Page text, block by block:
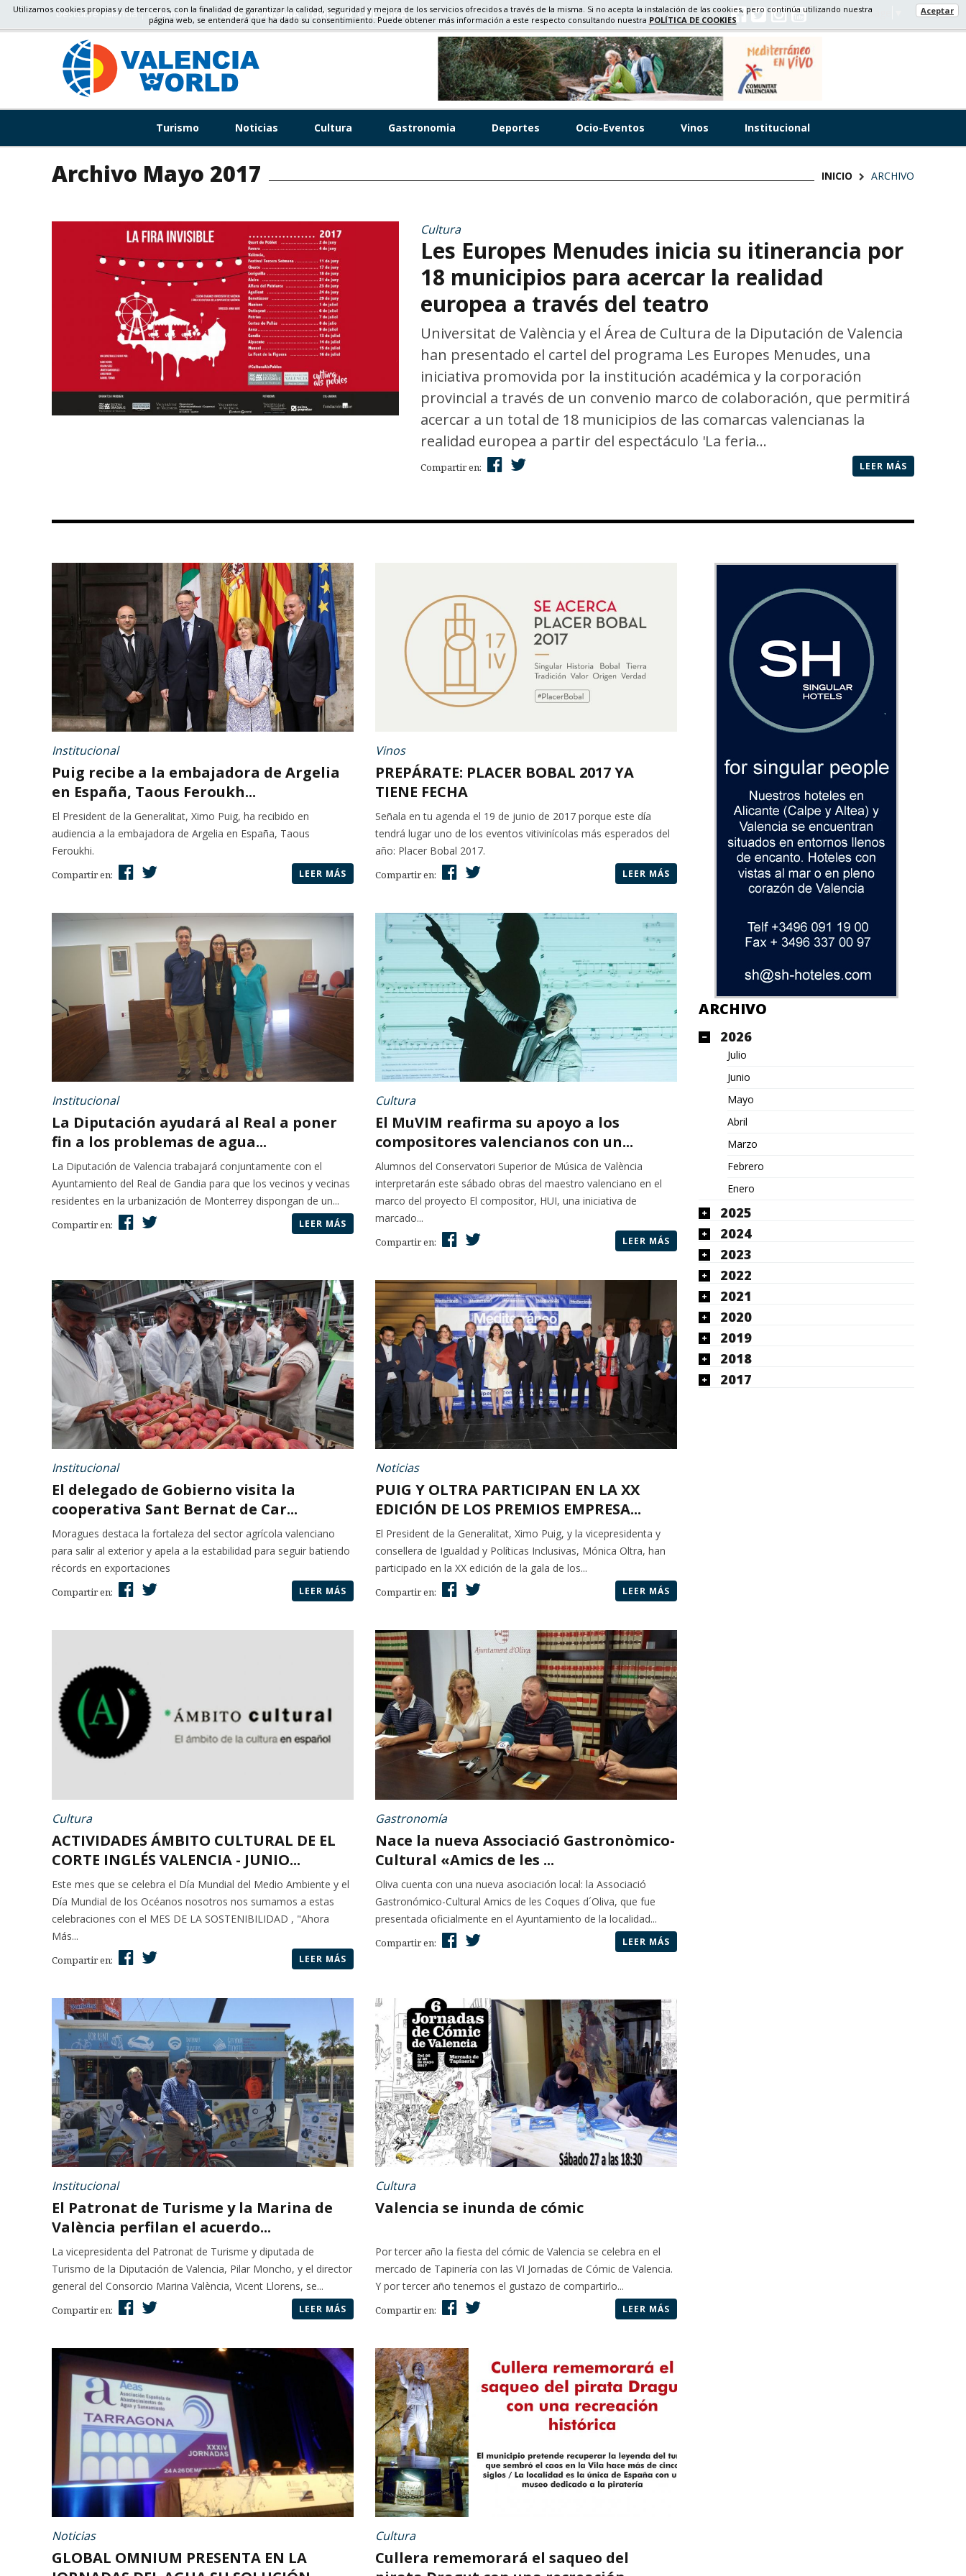
Descubre valencia El Tiempo GASTRONOMÍA, TURISMO, CULTURA Select Language
Turismo Noticias Cultura Gastronomia Deportes Ocio-Eventos Vinos Institucional
Archivo Mayo 2017 INICIO ARCHIVO
Cultura
Les Europes Menudes inicia su itinerancia por
18 municipios para acercar la realidad
europea a través del teatro
Universitat de València y el Área de Cultura de la Diputación de Valencia
han presentado el cartel del programa Les Europes Menudes, una
iniciativa promovida por la institución académica y la corporación
provincial a través de un convenio marco de colaboración, que permitirá
acercar a un total de 18 municipios de las comarcas valencianas la
realidad europea a partir del espectáculo 'La feria...
Compartir en: LEER MÁS
Institucional
Puig recibe a la embajadora de Argelia
en España, Taous Feroukh...
El President de la Generalitat, Ximo Puig, ha recibido en
audiencia a la embajadora de Argelia en España, Taous
Feroukhi.
Compartir en: LEER MÁS
Vinos
PREPÁRATE: PLACER BOBAL 2017 YA
TIENE FECHA
Señala en tu agenda el 19 de junio de 2017 porque este día
tendrá lugar uno de los eventos vitivinícolas más esperados del
año: Placer Bobal 2017.
Compartir en: LEER MÁS
Institucional
La Diputación ayudará al Real a poner
fin a los problemas de agua...
La Diputación de Valencia trabajará conjuntamente con el
Ayuntamiento del Real de Gandia para que los vecinos y vecinas
residentes en la urbanización de Monterrey dispongan de un...
Compartir en: LEER MÁS
Cultura
El MuVIM reafirma su apoyo a los
compositores valencianos con un...
Alumnos del Conservatori Superior de Música de València
interpretarán este sábado obras del maestro valenciano en el
marco del proyecto El compositor, HUI, una iniciativa de
marcado...
Compartir en: LEER MÁS
Institucional
El delegado de Gobierno visita la
cooperativa Sant Bernat de Car...
Moragues destaca la fortaleza del sector agrícola valenciano
para salir al exterior y apela a la estabilidad para seguir batiendo
récords en exportaciones
Compartir en: LEER MÁS
Noticias
PUIG Y OLTRA PARTICIPAN EN LA XX
EDICIÓN DE LOS PREMIOS EMPRESA...
El President de la Generalitat, Ximo Puig, y la vicepresidenta y
consellera de Igualdad y Políticas Inclusivas, Mónica Oltra, han
participado en la XX edición de la gala de los...
Compartir en: LEER MÁS
Cultura
ACTIVIDADES ÁMBITO CULTURAL DE EL
CORTE INGLÉS VALENCIA - JUNIO...
Este mes que se celebra el Día Mundial del Medio Ambiente y el
Día Mundial de los Océanos nosotros nos sumamos a estas
celebraciones con el MES DE LA SOSTENIBILIDAD , "Ahora
Más...
Compartir en: LEER MÁS
Gastronomía
Nace la nueva Associació Gastronòmico-
Cultural «Amics de les ...
Oliva cuenta con una nueva asociación local: la Associació
Gastronómico-Cultural Amics de les Coques d´Oliva, que fue
presentada oficialmente en el Ayuntamiento de la localidad...
Compartir en: LEER MÁS
Institucional
El Patronat de Turisme y la Marina de
València perfilan el acuerdo...
La vicepresidenta del Patronat de Turisme y diputada de
Turismo de la Diputación de Valencia, Pilar Moncho, y el director
general del Consorcio Marina València, Vicent Llorens, se...
Compartir en: LEER MÁS
Cultura
Valencia se inunda de cómic
Por tercer año la fiesta del cómic de Valencia se celebra en el
mercado de Tapinería con las VI Jornadas de Cómic de Valencia.
Y por tercer año tenemos el gustazo de compartirlo...
Compartir en: LEER MÁS
Noticias
GLOBAL OMNIUM PRESENTA EN LA
Cultura
Cullera rememorará el saqueo del
ARCHIVO
2026
Julio
Junio
Mayo
Abril
Marzo
Febrero
Enero
2025
2024
2023
2022
2021
2020
2019
2018
2017
Utilizamos cookies propias y de terceros, con la finalidad de garantizar la calidad, seguridad y mejora de los servicios ofrecidos a través de la misma. Si no acepta la instalación de las cookies, pero continúa utilizando nuestra
página web, se entenderá que ha dado su consentimiento. Puede obtener más información a este respecto consultando nuestra POLÍTICA DE COOKIES
Aceptar